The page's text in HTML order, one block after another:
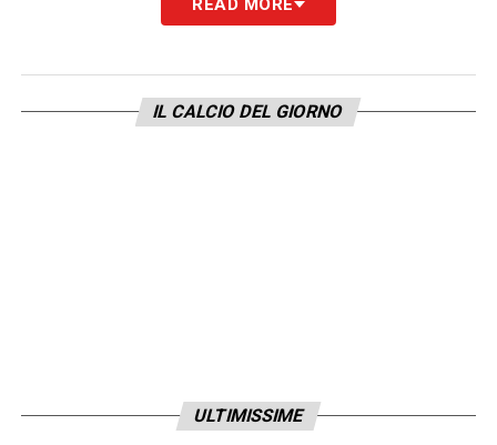
Se non avevo la struttura fisica degli altri,
sul piano tattico che tecnico. Averlo capito
presto mi ha portato a lavorarci subito. So
pazzesca. Sai che stai rappresentando il tuo
READ MORE
IL CALCIO DEL GIORNO
ULTIMISSIME